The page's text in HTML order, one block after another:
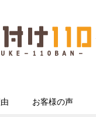
お客様の声